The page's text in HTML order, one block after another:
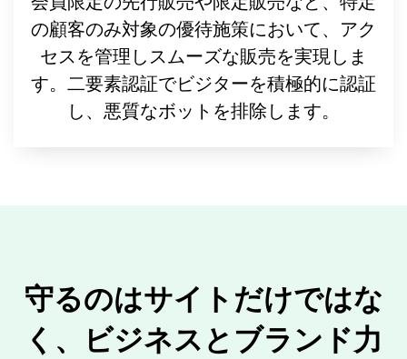
の顧客のみ対象の優待施策において、アク
セスを管理しスムーズな販売を実現しま
す。二要素認証でビジターを積極的に認証
し、悪質なボットを排除します。
守るのはサイトだけではな
く、ビジネスとブランド力